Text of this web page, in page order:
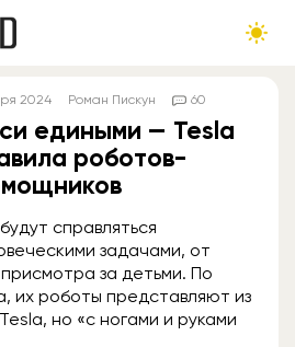
2024 Роман Пискун 60
едиными — Tesla
роботов-
будут справляться
задачами, от
за детьми. По
их роботы представляют из
но «с ногами и руками